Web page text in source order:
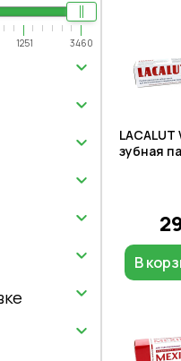
зубная
В
1251 3460